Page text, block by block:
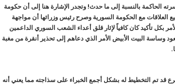
الحاكمة بالنسبة إلى ما حدث! وتجدر الإشارة هنا إلى أن حكومة
العلاقات مع الحكومة السورية وصرح رئيس وزرائها أن مواجهة
بكل تأكيد كان كافياً لإثار قلق أعداء الشعب السوري الداعمين
البيت الأبيض الأمر الذي دعاهم إلى تحذير أنقرة من مغبة
قد تم التخطيط له بشكل أجمع الخبراء على سذاجته مما يعني أنه